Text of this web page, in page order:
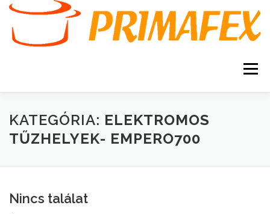
Tovább
tartalomhoz
Menü
KEZDŐOLDAL KAPCSOLAT TERMÉKEK
VÁSÁRLÁSI FELTÉTELEK
KATEGÓRIA: ELEKTROMOS
TŰZHELYEK- EMPERO700
Nincs találat